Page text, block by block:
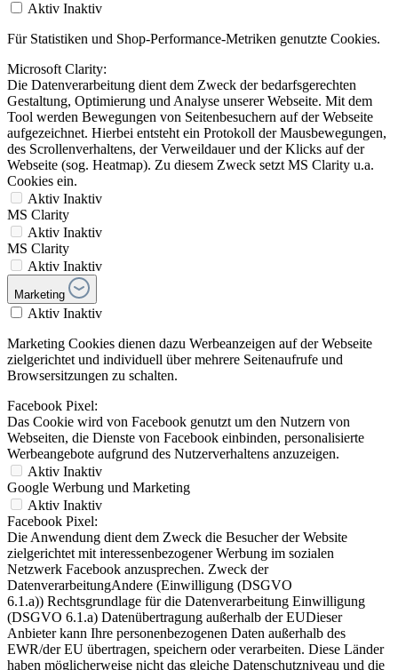
Aktiv Inaktiv
Für Statistiken und Shop-Performance-Metriken genutzte Cookies.
Microsoft Clarity:
Die Datenverarbeitung dient dem Zweck der bedarfsgerechten
Gestaltung, Optimierung und Analyse unserer Webseite. Mit dem
Tool werden Bewegungen von Seitenbesuchern auf der Webseite
aufgezeichnet. Hierbei entsteht ein Protokoll der Mausbewegungen,
des Scrollenverhaltens, der Verweildauer und der Klicks auf der
Webseite (sog. Heatmap). Zu diesem Zweck setzt MS Clarity u.a.
Cookies ein.
Aktiv Inaktiv
MS Clarity
Aktiv Inaktiv
MS Clarity
Aktiv Inaktiv
Marketing
Aktiv Inaktiv
Marketing Cookies dienen dazu Werbeanzeigen auf der Webseite
zielgerichtet und individuell über mehrere Seitenaufrufe und
Browsersitzungen zu schalten.
Facebook Pixel:
Das Cookie wird von Facebook genutzt um den Nutzern von
Webseiten, die Dienste von Facebook einbinden, personalisierte
Werbeangebote aufgrund des Nutzerverhaltens anzuzeigen.
Aktiv Inaktiv
Google Werbung und Marketing
Aktiv Inaktiv
Facebook Pixel:
Die Anwendung dient dem Zweck die Besucher der Website
zielgerichtet mit interessenbezogener Werbung im sozialen
Netzwerk Facebook anzusprechen. Zweck der
DatenverarbeitungAndere (Einwilligung (DSGVO
6.1.a)) Rechtsgrundlage für die Datenverarbeitung Einwilligung
(DSGVO 6.1.a) Datenübertragung außerhalb der EUDieser
Anbieter kann Ihre personenbezogenen Daten außerhalb des
EWR/der EU übertragen, speichern oder verarbeiten. Diese Länder
haben möglicherweise nicht das gleiche Datenschutzniveau und die